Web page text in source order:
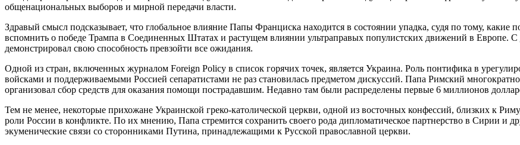
общенациональных выборов и мирной передачи власти.
Здравый смысл подсказывает, что глобальное влияние Папы Франциска находится в состоянии упадка, судя по тому, какие
вспомнить о победе Трампа в Соединенных Штатах и растущем влиянии ультраправых популистских движений в Европе.
демонстрировал свою способность превзойти все ожидания.
Одной из стран, включенных журналом Foreign Policy в список горячих точек, является Украина. Роль понтифика в
войсками и поддерживаемыми Россией сепаратистами не раз становилась предметом дискуссий. Папа Римский
организовал сбор средств для оказания помощи пострадавшим. Недавно там были распределены первые 6 миллионов
Тем не менее, некоторые прихожане Украинской греко-католической церкви, одной из восточных конфессий, близких к
роли России в конфликте. По их мнению, Папа стремится сохранить своего рода дипломатическое партнерство в Сирии и
экуменические связи со сторонниками Путина, принадлежащими к Русской православной церкви.